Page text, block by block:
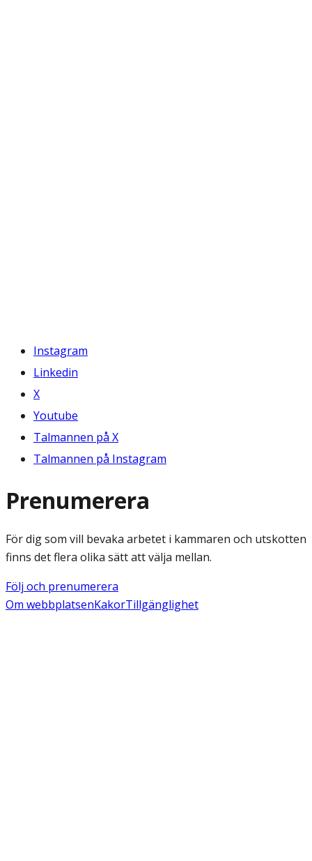
Instagram
Linkedin
X
Youtube
Talmannen på X
Talmannen på Instagram
Prenumerera
För dig som vill bevaka arbetet i kammaren och utskotten
finns det flera olika sätt att välja mellan.
Följ och prenumerera
Om webbplatsenKakorTillgänglighet